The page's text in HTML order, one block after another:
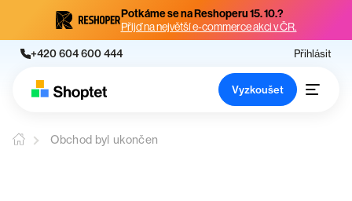
Potkáme se na Reshoperu 15. 10.?
Přijď na největší e-commerce akci v ČR.
+420 604 600 444 Přihlásit
Vyzkoušet
Obchod byl ukončen